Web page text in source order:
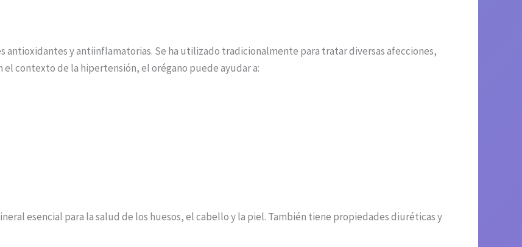
antioxidantes y antiinflamatorias. Se ha utilizado tradicionalmente para tratar diversas afecciones,
contexto de la hipertensión, el orégano puede ayudar a:
esencial para la salud de los huesos, el cabello y la piel. También tiene propiedades diuréticas y